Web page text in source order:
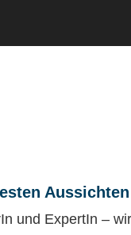
Aussichten
und ExpertIn –